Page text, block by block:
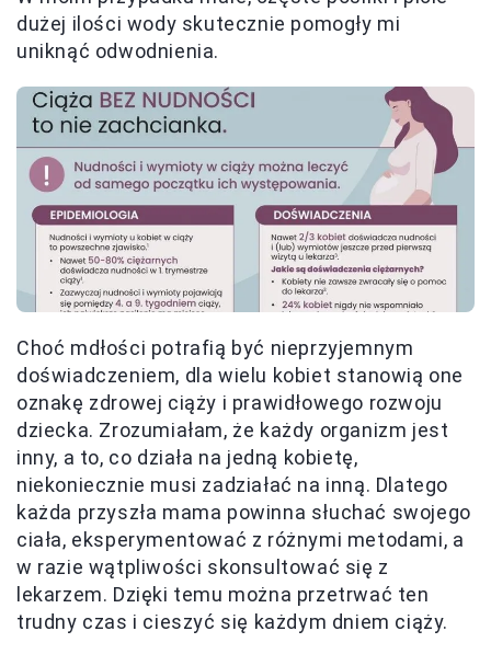
dużej ilości wody skutecznie pomogły mi
uniknąć odwodnienia.
Choć mdłości potrafią być nieprzyjemnym
doświadczeniem, dla wielu kobiet stanowią one
oznakę zdrowej ciąży i prawidłowego rozwoju
dziecka. Zrozumiałam, że każdy organizm jest
inny, a to, co działa na jedną kobietę,
niekoniecznie musi zadziałać na inną. Dlatego
każda przyszła mama powinna słuchać swojego
ciała, eksperymentować z różnymi metodami, a
w razie wątpliwości skonsultować się z
lekarzem. Dzięki temu można przetrwać ten
trudny czas i cieszyć się każdym dniem ciąży.